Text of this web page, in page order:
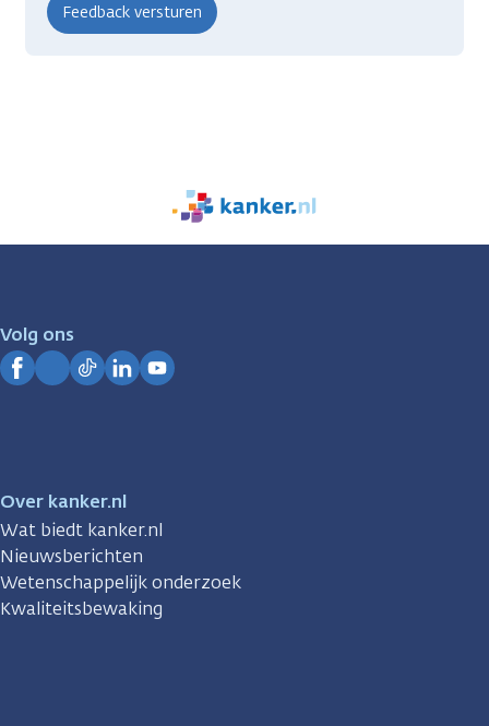
We
zijn
Volg ons
Over kanker.nl
Wat biedt kanker.nl
Nieuwsberichten
Wetenschappelijk onderzoek
Kwaliteitsbewaking